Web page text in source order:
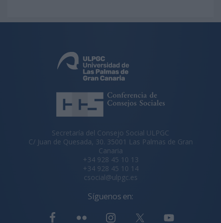
Secretaría del Consejo Social ULPGC
C/ Juan de Quesada, 30. 35001 Las Palmas de Gran
Canaria
+34 928 45 10 13
+34 928 45 10 14
csocial@ulpgc.es
Síguenos en: